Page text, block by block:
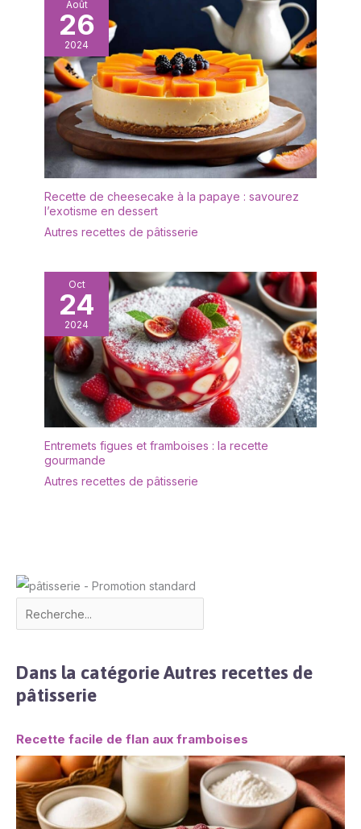
Août
26
2024
Recette de cheesecake à la papaye : savourez
l’exotisme en dessert
Autres recettes de pâtisserie
Oct
24
2024
Entremets figues et framboises : la recette
gourmande
Autres recettes de pâtisserie
Dans la catégorie Autres recettes de
pâtisserie
Recette facile de flan aux framboises